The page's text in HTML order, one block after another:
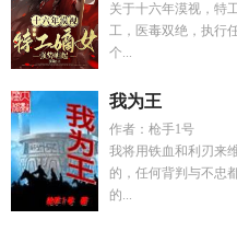
关于十六年漠视，特
工，医毒双绝，执行
个...
我为王
作者：枪手1号
我将用铁血和利刃来
的，任何背判与不忠
的...